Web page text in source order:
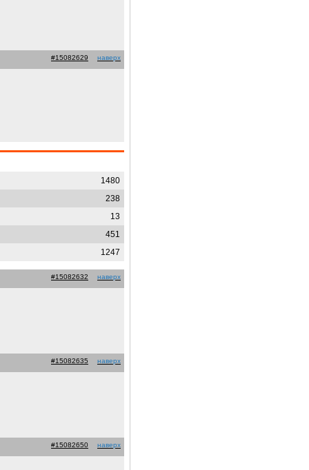
#15082629 наверх
1480
238
13
451
1247
#15082632 наверх
#15082635 наверх
#15082650 наверх